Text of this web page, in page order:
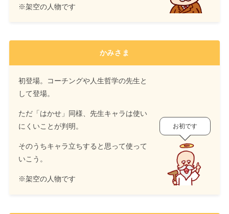
※架空の人物です
かみさま
初登場。コーチングや人生哲学の先生と
して登場。
ただ「はかせ」同様、先生キャラは使い
にくいことが判明。
そのうちキャラ立ちすると思って使って
いこう。
※架空の人物です
お初です